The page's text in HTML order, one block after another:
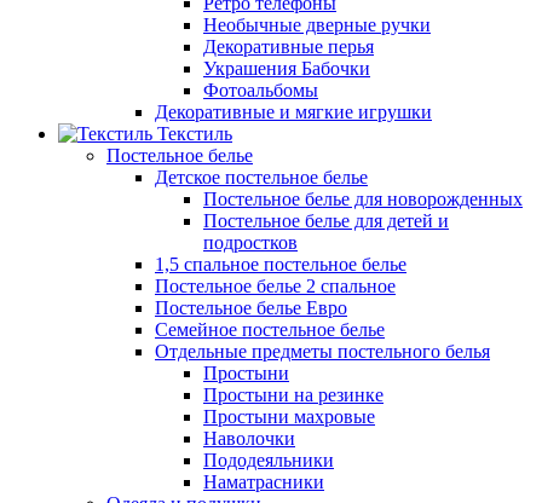
Необычные дверные ручки
Декоративные перья
Украшения Бабочки
Фотоальбомы
Декоративные и мягкие игрушки
Текстиль
Постельное белье
Детское постельное белье
Постельное белье для новорожденных
Постельное белье для детей и
подростков
1,5 спальное постельное белье
Постельное белье 2 спальное
Постельное белье Евро
Семейное постельное белье
Отдельные предметы постельного белья
Простыни
Простыни на резинке
Простыни махровые
Наволочки
Пододеяльники
Наматрасники